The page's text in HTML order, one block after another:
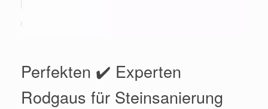
Perfekten ✔️ Experten
Rodgaus für Steinsanierung